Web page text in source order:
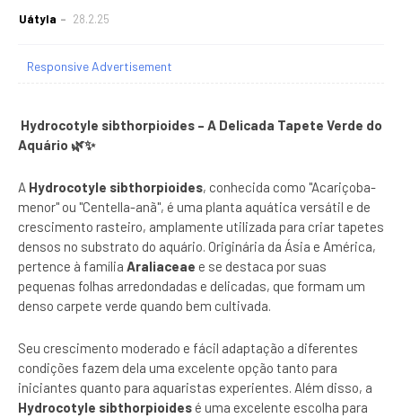
Uátyla 28.2.25
Responsive Advertisement
Hydrocotyle sibthorpioides – A Delicada Tapete Verde do
Aquário 🌿✨
A Hydrocotyle sibthorpioides, conhecida como "Acariçoba-
menor" ou "Centella-anã", é uma planta aquática versátil e de
crescimento rasteiro, amplamente utilizada para criar tapetes
densos no substrato do aquário. Originária da Ásia e América,
pertence à família Araliaceae e se destaca por suas
pequenas folhas arredondadas e delicadas, que formam um
denso carpete verde quando bem cultivada.
Seu crescimento moderado e fácil adaptação a diferentes
condições fazem dela uma excelente opção tanto para
iniciantes quanto para aquaristas experientes. Além disso, a
Hydrocotyle sibthorpioidesé uma excelente escolha para